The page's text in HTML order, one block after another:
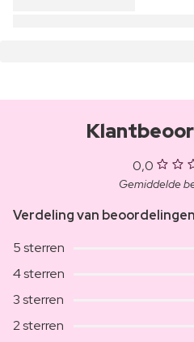
0,0
Gemiddelde
Verdeling van beoordelingen
5 sterren
4 sterren
3 sterren
2 sterren